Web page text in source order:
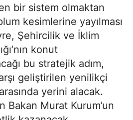
bir sistem olmaktan
kesimlerine yayılması
Şehircilik ve İklim
konut
bu stratejik adım,
geliştirilen yenilikçi
yerini alacak.
Bakan Murat Kurum’un